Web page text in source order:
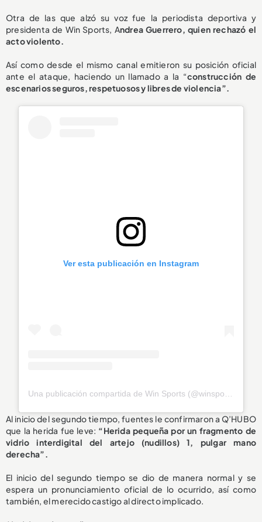
Otra de las que alzó su voz fue la periodista deportiva y
presidenta de Win Sports, Andrea Guerrero, quien rechazó el
acto violento.
Así como desde el mismo canal emitieron su posición oficial
ante el ataque, haciendo un llamado a la “construcción de
escenarios seguros, respetuosos y libres de violencia”.
Ver esta publicación en Instagram
Una publicación compartida de Win Sports (@winsportstv)
Al inicio del segundo tiempo, fuentes le confirmaron a Q’HUBO
que la herida fue leve: “Herida pequeña por un fragmento de
vidrio interdigital del artejo (nudillos) 1, pulgar mano
derecha”.
El inicio del segundo tiempo se dio de manera normal y se
espera un pronunciamiento oficial de lo ocurrido, así como
también, el merecido castigo al directo implicado.